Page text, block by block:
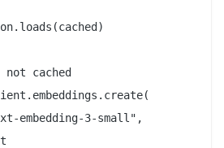
not cached
embedding-3-small",